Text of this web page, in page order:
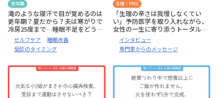
更年期
滝のような寝汗で目が覚めるのは
更年期？夏だから？夫は寒がりで
冷房25度まで…睡眠不足をどうに
かしたいです【助産師監修:お悩み
相談室】
セルフケア
睡眠改善
受診のタイミング
生理・PMS
「生理の辛さは我慢しなくてい
い」予防医学を取り入れながら、
女性の一生に寄り添うトータルケ
アを【医師 渡邉 沙耶】
インタビュー
専門家からのメッセージ